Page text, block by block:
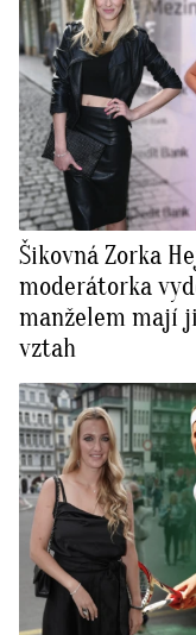
Šikovná Zorka
moderátorka
manželem mají
vztah